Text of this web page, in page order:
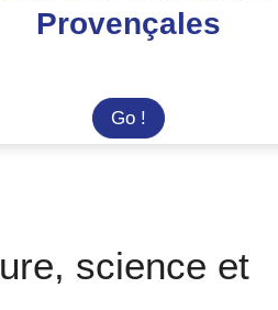
Provençales
Go !Nature
&
des
Baronnies
science et